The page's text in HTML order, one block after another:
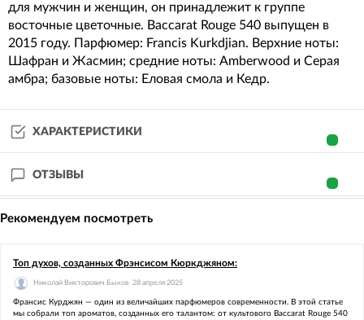
для мужчин и женщин, он принадлежит к группе
восточные цветочные. Baccarat Rouge 540 выпущен в
2015 году. Парфюмер: Francis Kurkdjian. Верхние ноты:
Шафран и Жасмин; средние ноты: Amberwood и Серая
амбра; базовые ноты: Еловая смола и Кедр.
ХАРАКТЕРИСТИКИ
ОТЗЫВЫ
Рекомендуем посмотреть
Топ духов, созданных Фрэнсисом Кюркджяном:
Николай Викторович Быков 28 апреля 2025
Франсис Курджян — один из величайших парфюмеров современности. В этой статье
мы собрали топ ароматов, созданных его талантом: от культового Baccarat Rouge 540